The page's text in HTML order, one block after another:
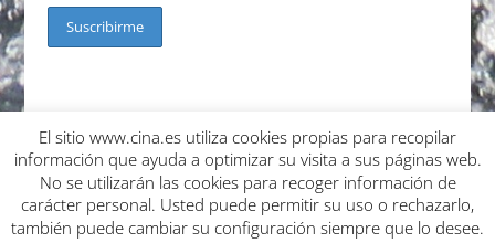
Política de cookies
Política de privacidad
Condiciones de uso
Condiciones de curso y devolución
Aceptación de responsabilidad de cesión
El sitio www.cina.es utiliza cookies propias para recopilar
información que ayuda a optimizar su visita a sus páginas web.
No se utilizarán las cookies para recoger información de
carácter personal. Usted puede permitir su uso o rechazarlo,
también puede cambiar su configuración siempre que lo desee.